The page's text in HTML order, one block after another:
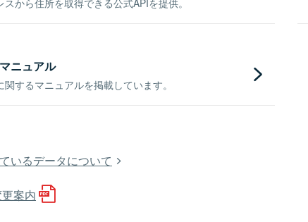
から住所を取得できる公式APIを提供。
ニュアル
するマニュアルを掲載しています。
いるデータについて
案内